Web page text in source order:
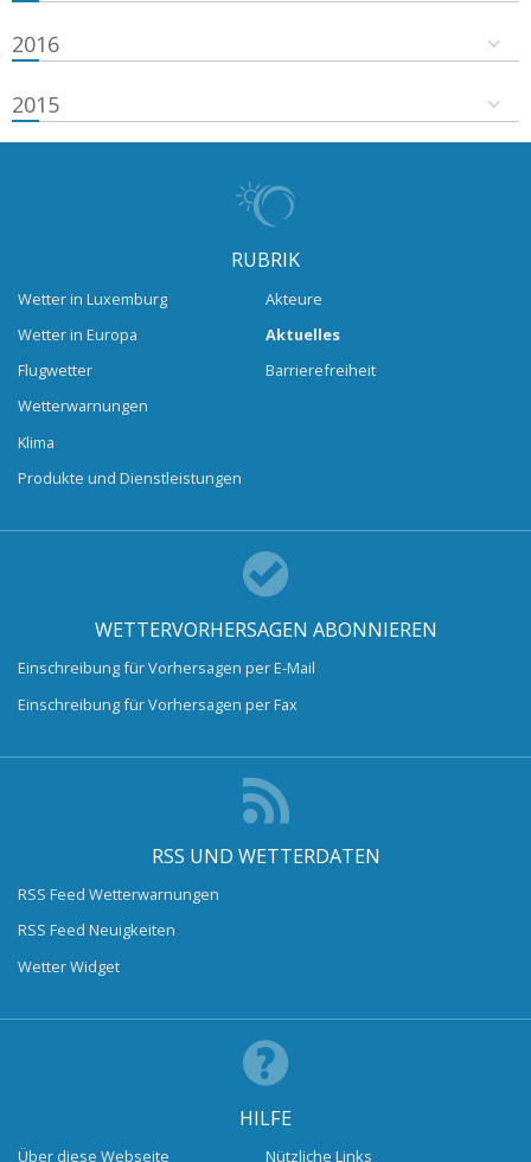
2016
2015
RUBRIK
Wetter in Luxemburg
Wetter in Europa
Flugwetter
Wetterwarnungen
Klima
Produkte und Dienstleistungen
Akteure
Aktuelles
Barrierefreiheit
WETTERVORHERSAGEN ABONNIEREN
Einschreibung für Vorhersagen per E-Mail
Einschreibung für Vorhersagen per Fax
RSS UND WETTERDATEN
RSS Feed Wetterwarnungen
RSS Feed Neuigkeiten
Wetter Widget
HILFE
Über diese Webseite Nützliche Links